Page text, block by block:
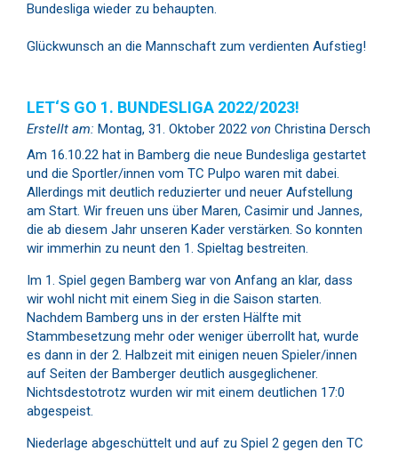
Bundesliga wieder zu behaupten.
Glückwunsch an die Mannschaft zum verdienten Aufstieg!
LET‘S GO 1. BUNDESLIGA 2022/2023!
Erstellt am: Montag, 31. Oktober 2022 von Christina Dersch
Am 16.10.22 hat in Bamberg die neue Bundesliga gestartet
und die Sportler/innen vom TC Pulpo waren mit dabei.
Allerdings mit deutlich reduzierter und neuer Aufstellung
am Start. Wir freuen uns über Maren, Casimir und Jannes,
die ab diesem Jahr unseren Kader verstärken. So konnten
wir immerhin zu neunt den 1. Spieltag bestreiten.
Im 1. Spiel gegen Bamberg war von Anfang an klar, dass
wir wohl nicht mit einem Sieg in die Saison starten.
Nachdem Bamberg uns in der ersten Hälfte mit
Stammbesetzung mehr oder weniger überrollt hat, wurde
es dann in der 2. Halbzeit mit einigen neuen Spieler/innen
auf Seiten der Bamberger deutlich ausgeglichener.
Nichtsdestotrotz wurden wir mit einem deutlichen 17:0
abgespeist.
Niederlage abgeschüttelt und auf zu Spiel 2 gegen den TC